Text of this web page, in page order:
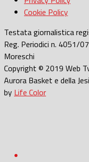
Cookie Policy
Testata giornalistica
Reg. Periodici n. 4051/
Moreschi
Copyright © 2019 Web
Aurora Basket e della
by Life Color